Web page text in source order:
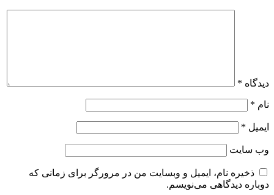
دیدگاه *
نام *
ایمیل *
وب‌ سایت
ذخیره نام، ایمیل و وبسایت من در مرورگر برای زمانی که
دوباره دیدگاهی می‌نویسم.